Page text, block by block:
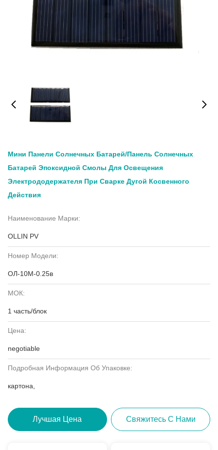
Мини Панели Солнечных Батарей/панель Солнечных
Батарей Эпоксидной Смолы Для Освещения
Электрододержателя При Сварке Дугой Косвенного
Действия
Наименование Марки:
OLLIN PV
Номер Модели:
ОЛ-10М-0.25в
МОК:
1 часть/блок
Цена:
negotiable
Подробная Информация Об Упаковке:
картона,
Лучшая Цена Свяжитесь С Нами